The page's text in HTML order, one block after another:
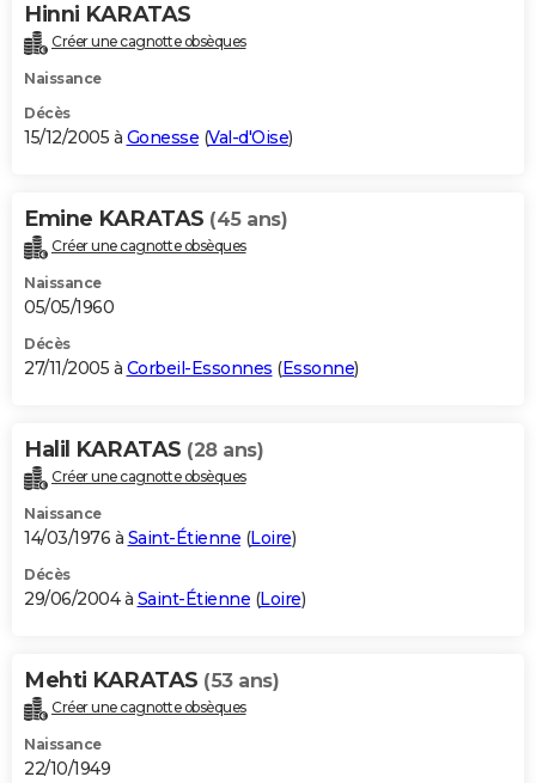
Hinni KARATAS
Créer une cagnotte obsèques
Naissance
Décès
15/12/2005 à Gonesse (Val-d'Oise)
Emine KARATAS (45 ans)
Créer une cagnotte obsèques
Naissance
05/05/1960
Décès
27/11/2005 à Corbeil-Essonnes (Essonne)
Halil KARATAS (28 ans)
Créer une cagnotte obsèques
Naissance
14/03/1976 à Saint-Étienne (Loire)
Décès
29/06/2004 à Saint-Étienne (Loire)
Mehti KARATAS (53 ans)
Créer une cagnotte obsèques
Naissance
22/10/1949